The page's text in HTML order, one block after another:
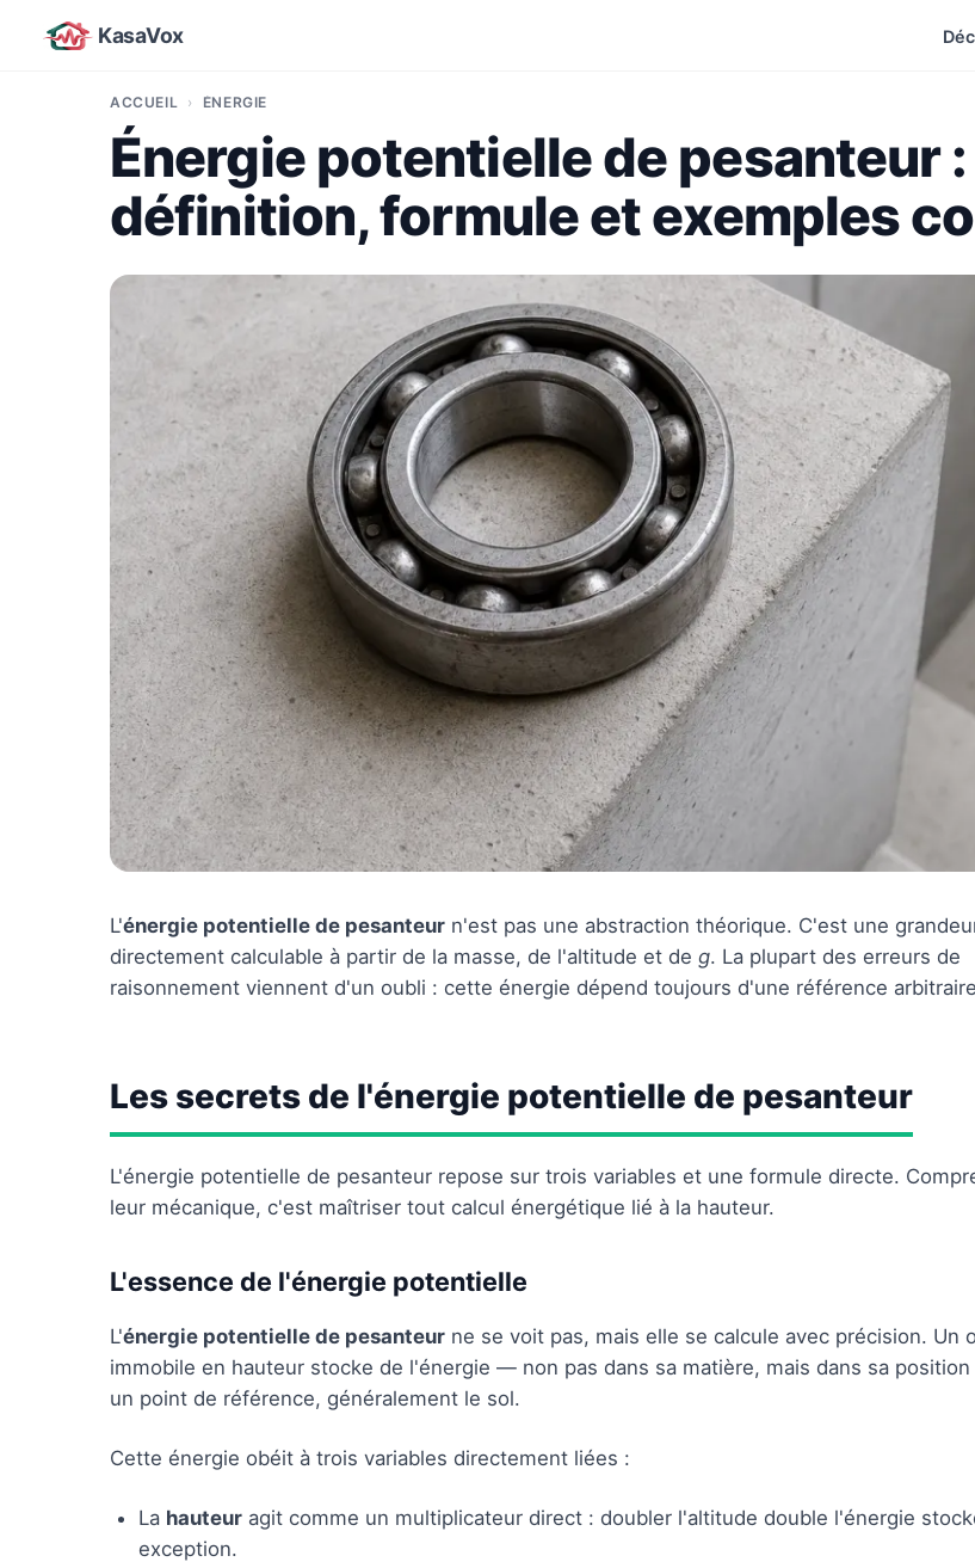
KasaVox
ACCUEIL ÉNERGIE
Énergie potentielle de pesanteur :
définition, formule et exemples
L'énergie potentielle de pesanteur n'est pas une abstraction théorique. C'est une
directement calculable à partir de la masse, de l'altitude et de g. La plupart des erreurs de
raisonnement viennent d'un oubli : cette énergie dépend toujours d'une référence
Les secrets de l'énergie potentielle de pesanteur
L'énergie potentielle de pesanteur repose sur trois variables et une formule directe.
leur mécanique, c'est maîtriser tout calcul énergétique lié à la hauteur.
L'essence de l'énergie potentielle
L'énergie potentielle de pesanteur ne se voit pas, mais elle se calcule avec précision. Un
immobile en hauteur stocke de l'énergie — non pas dans sa matière, mais dans sa position
un point de référence, généralement le sol.
Cette énergie obéit à trois variables directement liées :
La hauteur agit comme un multiplicateur direct : doubler l'altitude double l'énergie
exception.